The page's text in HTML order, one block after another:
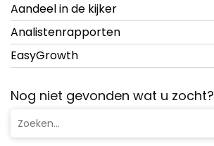
Aandeel in de kijker
Analistenrapporten
EasyGrowth
Nog niet gevonden wat u zocht?